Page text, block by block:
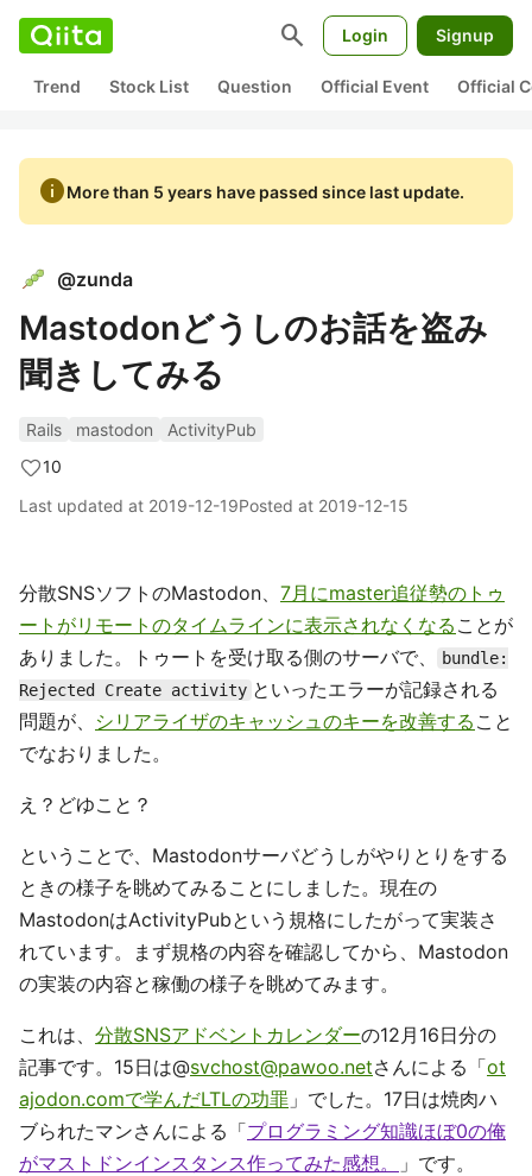
search Login Signup
Trend Stock List Question Official Event Official
infoMore than 5 years have passed since last update.
@zunda
Mastodonどうしのお話を盗み
聞きしてみる
Rails mastodon
ActivityPub
10
Last updated at 2019-12-19Posted at 2019-12-15
分散SNSソフトのMastodon、 7月にmaster追従勢のトゥ
ートがリモートのタイムラインに表示されなくなる ことが
ありました。トゥートを受け取る側のサーバで、
bundle:
Rejected Create activity といったエラーが記録される
問題が、 シリアライザのキャッシュのキーを改善する こと
でなおりました。
え？どゆこと？
ということで、Mastodonサーバどうしがやりとりをする
ときの様子を眺めてみることにしました。現在の
MastodonはActivityPubという規格にしたがって実装さ
れています。まず規格の内容を確認してから、Mastodon
の実装の内容と稼働の様子を眺めてみます。
これは、 分散SNSアドベントカレンダーの12月16日分の
記事です。15日は@svchost@pawoo.netさんによる「ot
ajodon.comで学んだLTLの功罪 」でした。17日は焼肉ハ
ブられたマンさんによる「プログラミング知識ほぼ0の俺
がマストドンインスタンス作ってみた感想。
」です。